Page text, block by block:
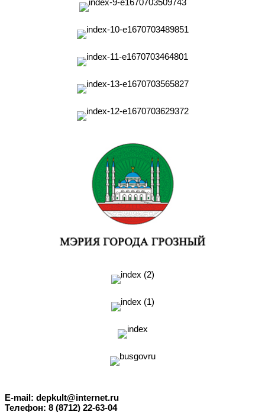
E-mail: depkult@internet.ru
Телефон: 8 (8712) 22-63-04